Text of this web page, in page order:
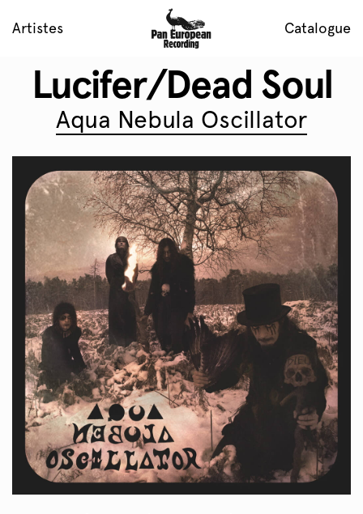
Artistes Catalogue
Lucifer/Dead Soul
Aqua Nebula Oscillator